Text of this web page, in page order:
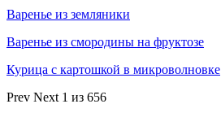
Варенье из земляники
Варенье из смородины на фруктозе
Курица с картошкой в микроволновке
Prev Next 1 из 656